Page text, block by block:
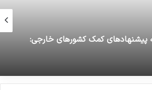
برای مرشد هندی که در پرونده
محکوم شد